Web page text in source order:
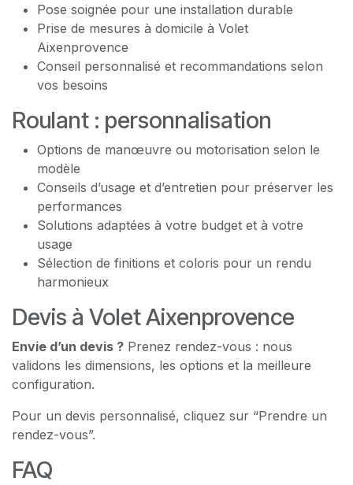
Pose soignée pour une installation durable
Prise de mesures à domicile à Volet
Aixenprovence
Conseil personnalisé et recommandations selon
vos besoins
Roulant : personnalisation
Options de manœuvre ou motorisation selon le
modèle
Conseils d’usage et d’entretien pour préserver les
performances
Solutions adaptées à votre budget et à votre
usage
Sélection de finitions et coloris pour un rendu
harmonieux
Devis à Volet Aixenprovence
Envie d’un devis ? Prenez rendez-vous : nous
validons les dimensions, les options et la meilleure
configuration.
Pour un devis personnalisé, cliquez sur “Prendre un
rendez-vous”.
FAQ